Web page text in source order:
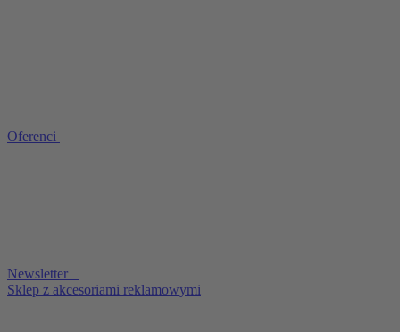
Oferenci
Newsletter
Sklep z akcesoriami reklamowymi